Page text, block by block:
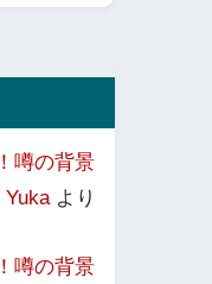
噂の背景
Yuka より
噂の背景